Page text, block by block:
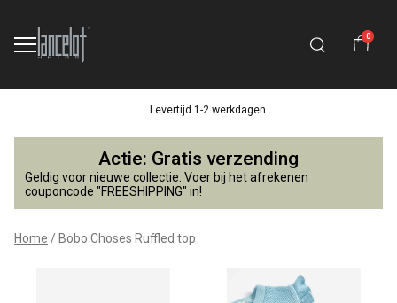
0
Levertijd 1-2 werkdagen
Bobo
Choses
Ruffled
top
Actie: Gratis verzending
Geldig voor nieuwe collectie. Voer bij het afrekenen
couponcode "FREESHIPPING" in!
Home Bobo Choses Ruffled top